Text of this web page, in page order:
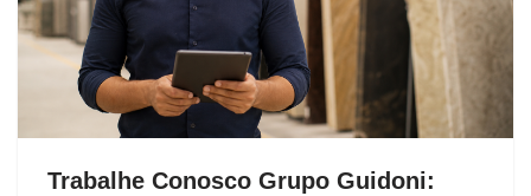
Trabalhe Conosco Grupo Guidoni: